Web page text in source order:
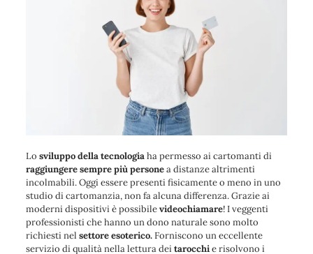
Lo sviluppo della tecnologiaha permesso ai cartomanti di
raggiungere sempre più personea distanze altrimenti
incolmabili. Oggi essere presenti fisicamente o meno in uno
studio di cartomanzia, non fa alcuna differenza. Grazie ai
moderni dispositivi è possibilevideochiamare! I veggenti
professionisti che hanno un dono naturale sono molto
richiesti nel settore esoterico.Forniscono un eccellente
servizio di qualità nella lettura deitarocchie risolvono i